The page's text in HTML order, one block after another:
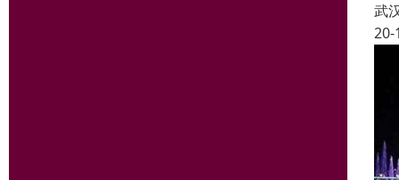
武
20-